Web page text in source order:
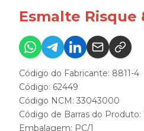
Esmalte Risque
Código do Fabricante: 8811-4
Código: 62449
Código NCM: 33043000
Código de Barras do
Embalagem: PC/1